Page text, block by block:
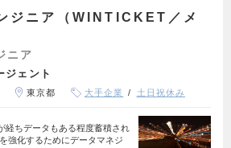
ジニア（WINTICKET／メ
ニア
ジェント
東京都 大手企業 土日祝休み
経ちデータもある程度蓄積され
強化するためにデータマネジ